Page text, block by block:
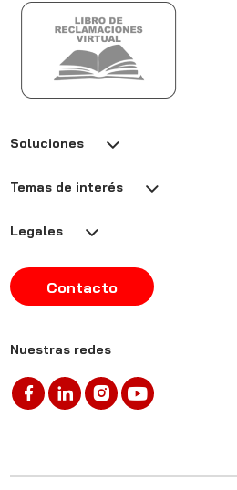
Soluciones
Temas de interés
Legales
Contacto
Nuestras redes